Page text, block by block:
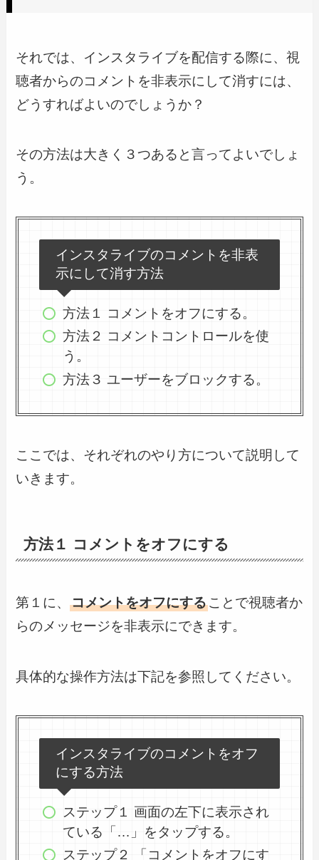
それでは、インスタライブを配信する際に、視
聴者からのコメントを非表示にして消すには、
どうすればよいのでしょうか？
その方法は大きく３つあると言ってよいでしょ
う。
インスタライブのコメントを非表
示にして消す方法
方法１ コメントをオフにする。
方法２ コメントコントロールを使
う。
方法３ ユーザーをブロックする。
ここでは、それぞれのやり方について説明して
いきます。
方法１ コメントをオフにする
第１に、コメントをオフにすることで視聴者か
らのメッセージを非表示にできます。
具体的な操作方法は下記を参照してください。
インスタライブのコメントをオフ
にする方法
ステップ１ 画面の左下に表示され
ている「…」をタップする。
ステップ２ 「コメントをオフにす